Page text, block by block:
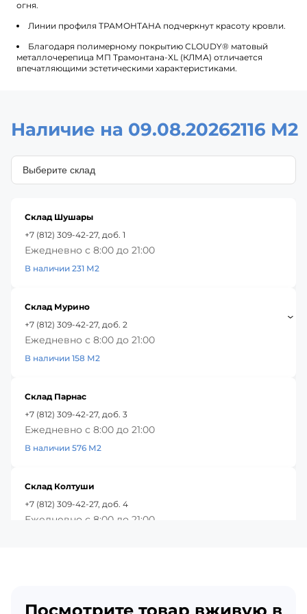
огня.
Линии профиля ТРАМОНТАНА подчеркнут красоту кровли.
Благодаря полимерному покрытию CLOUDY® матовый
металлочерепица МП Трамонтана-XL (КЛМА) отличается
впечатляющими эстетическими характеристиками.
Наличие на 09.08.20262116 М2
Склад Шушары
+7 (812) 309-42-27, доб. 1
Ежедневно с 8:00 до 21:00
В наличии 231 М2
Склад Мурино
+7 (812) 309-42-27, доб. 2
Ежедневно с 8:00 до 21:00
В наличии 158 М2
Склад Парнас
+7 (812) 309-42-27, доб. 3
Ежедневно с 8:00 до 21:00
В наличии 576 М2
Склад Колтуши
+7 (812) 309-42-27, доб. 4
Ежедневно с 8:00 до 21:00
Ежедневно с 8:00 до 21:00
Посмотрите товар вживую в